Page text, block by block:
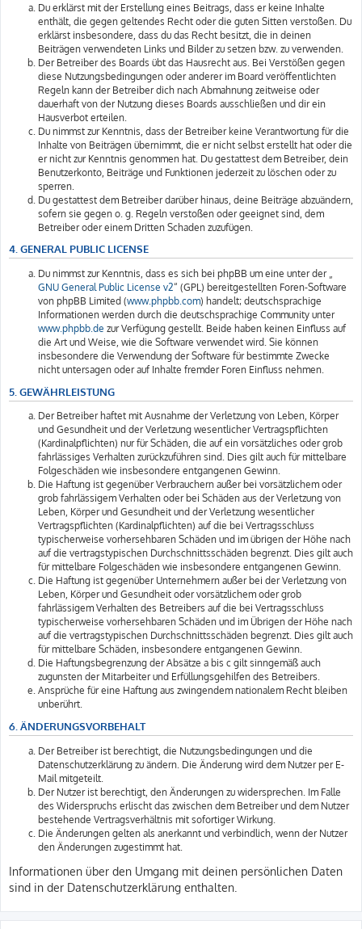
Du erklärst mit der Erstellung eines Beitrags, dass er keine Inhalte
enthält, die gegen geltendes Recht oder die guten Sitten verstoßen. Du
erklärst insbesondere, dass du das Recht besitzt, die in deinen
Beiträgen verwendeten Links und Bilder zu setzen bzw. zu verwenden.
Der Betreiber des Boards übt das Hausrecht aus. Bei Verstößen gegen
diese Nutzungsbedingungen oder anderer im Board veröffentlichten
Regeln kann der Betreiber dich nach Abmahnung zeitweise oder
dauerhaft von der Nutzung dieses Boards ausschließen und dir ein
Hausverbot erteilen.
Du nimmst zur Kenntnis, dass der Betreiber keine Verantwortung für die
Inhalte von Beiträgen übernimmt, die er nicht selbst erstellt hat oder die
er nicht zur Kenntnis genommen hat. Du gestattest dem Betreiber, dein
Benutzerkonto, Beiträge und Funktionen jederzeit zu löschen oder zu
sperren.
Du gestattest dem Betreiber darüber hinaus, deine Beiträge abzuändern,
sofern sie gegen o. g. Regeln verstoßen oder geeignet sind, dem
Betreiber oder einem Dritten Schaden zuzufügen.
4. GENERAL PUBLIC LICENSE
Du nimmst zur Kenntnis, dass es sich bei phpBB um eine unter der „
GNU General Public License v2“ (GPL) bereitgestellten Foren-Software
von phpBB Limited (www.phpbb.com) handelt; deutschsprachige
Informationen werden durch die deutschsprachige Community unter
www.phpbb.de zur Verfügung gestellt. Beide haben keinen Einfluss auf
die Art und Weise, wie die Software verwendet wird. Sie können
insbesondere die Verwendung der Software für bestimmte Zwecke
nicht untersagen oder auf Inhalte fremder Foren Einfluss nehmen.
5. GEWÄHRLEISTUNG
Der Betreiber haftet mit Ausnahme der Verletzung von Leben, Körper
und Gesundheit und der Verletzung wesentlicher Vertragspflichten
(Kardinalpflichten) nur für Schäden, die auf ein vorsätzliches oder grob
fahrlässiges Verhalten zurückzuführen sind. Dies gilt auch für mittelbare
Folgeschäden wie insbesondere entgangenen Gewinn.
Die Haftung ist gegenüber Verbrauchern außer bei vorsätzlichem oder
grob fahrlässigem Verhalten oder bei Schäden aus der Verletzung von
Leben, Körper und Gesundheit und der Verletzung wesentlicher
Vertragspflichten (Kardinalpflichten) auf die bei Vertragsschluss
typischerweise vorhersehbaren Schäden und im übrigen der Höhe nach
auf die vertragstypischen Durchschnittsschäden begrenzt. Dies gilt auch
für mittelbare Folgeschäden wie insbesondere entgangenen Gewinn.
Die Haftung ist gegenüber Unternehmern außer bei der Verletzung von
Leben, Körper und Gesundheit oder vorsätzlichem oder grob
fahrlässigem Verhalten des Betreibers auf die bei Vertragsschluss
typischerweise vorhersehbaren Schäden und im Übrigen der Höhe nach
auf die vertragstypischen Durchschnittsschäden begrenzt. Dies gilt auch
für mittelbare Schäden, insbesondere entgangenen Gewinn.
Die Haftungsbegrenzung der Absätze a bis c gilt sinngemäß auch
zugunsten der Mitarbeiter und Erfüllungsgehilfen des Betreibers.
Ansprüche für eine Haftung aus zwingendem nationalem Recht bleiben
unberührt.
6. ÄNDERUNGSVORBEHALT
Der Betreiber ist berechtigt, die Nutzungsbedingungen und die
Datenschutzerklärung zu ändern. Die Änderung wird dem Nutzer per E-
Mail mitgeteilt.
Der Nutzer ist berechtigt, den Änderungen zu widersprechen. Im Falle
des Widerspruchs erlischt das zwischen dem Betreiber und dem Nutzer
bestehende Vertragsverhältnis mit sofortiger Wirkung.
Die Änderungen gelten als anerkannt und verbindlich, wenn der Nutzer
den Änderungen zugestimmt hat.
Informationen über den Umgang mit deinen persönlichen Daten
sind in der Datenschutzerklärung enthalten.